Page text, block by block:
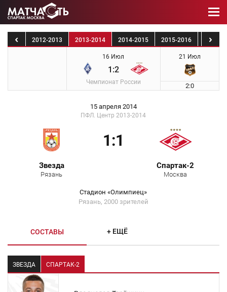
2012 2012-2013 2013-2014 2014-2015 2015-2016 2016-
16 Июл
1:2
Чемпионат России
21 Июл
2:0
15 апреля 2014
ПФЛ. Центр 2013-2014
Звезда
Рязань
1:1
Спартак-2
Москва
Стадион «Олимпиец»
Рязань, 2000 зрителей
СОСТАВЫ + ЕЩЁ
ЗВЕЗДА СПАРТАК-2